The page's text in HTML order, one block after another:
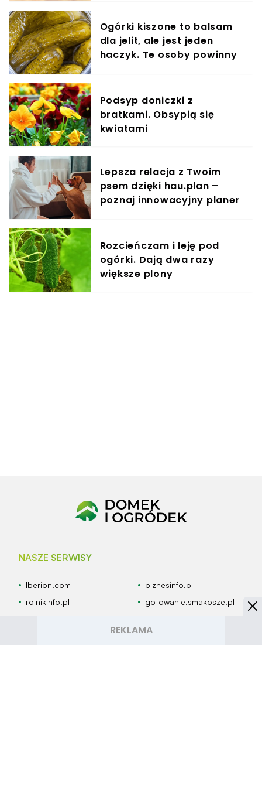
Ogórki kiszone to balsam
dla jelit, ale jest jeden
haczyk. Te osoby powinny
Podsyp doniczki z
bratkami. Obsypią się
kwiatami
Lepsza relacja z Twoim
psem dzięki hau.plan –
poznaj innowacyjny planer
Rozcieńczam i leję pod
ogórki. Dają dwa razy
większe plony
NASZE SERWISY
Iberion.com
biznesinfo.pl
rolnikinfo.pl
gotowanie.smakosze.pl
goracetematy.pl